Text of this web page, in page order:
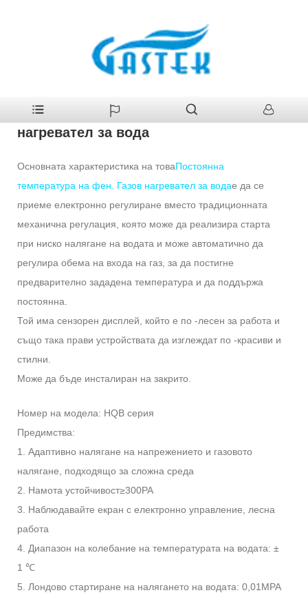
Газов бойлер>Постоянна температура на фен.
Газов нагревател за вода
Постоянна температура на фен. Газов
нагревател за вода
Основната характеристика на товаПостоянна
температура на фен. Газов нагревател за водае да се
приеме електронно регулиране вместо традиционната
механична регулация, която може да реализира старта
при ниско налягане на водата и може автоматично да
регулира обема на входа на газ, за ​​да постигне
предварително зададена температура и да поддържа
постоянна.
Той има сензорен дисплей, който е по -лесен за работа и
също така прави устройствата да изглеждат по -красиви и
стилни.
Може да бъде инсталиран на закрито.
Номер на модела: HQB серия
Предимства:
1. Адаптивно налягане на напрежението и газовото
налягане, подходящо за сложна среда
2. Намота устойчивост≥300PA
3. Наблюдавайте екран с електронно управление, лесна
работа
4. Диапазон на колебание на температурата на водата: ±
1 ℃
5. Лондово стартиране на налягането на водата: 0,01MPA